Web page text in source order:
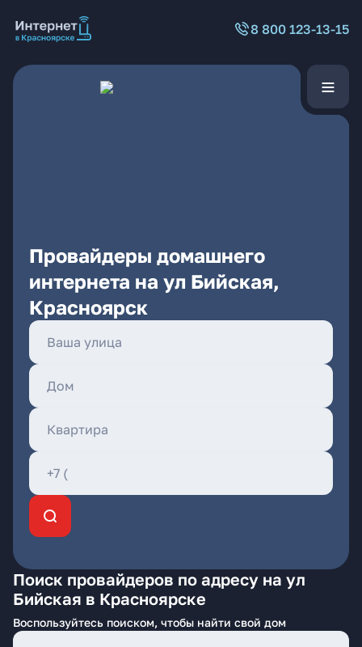
8 800 123-13-15
Провайдеры домашнего
интернета на ул Бийская,
Красноярск
Поиск провайдеров по адресу на ул
Бийская в Красноярске
Воспользуйтесь поиском, чтобы найти свой дом